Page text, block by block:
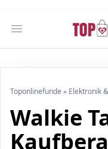
Open main menu
Toponlinefunde » Elektronik
Walkie